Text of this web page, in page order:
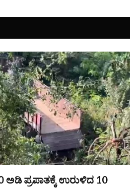
ಅಡಿ ಪ್ರಪಾತಕ್ಕೆ ಉರುಳಿದ 10